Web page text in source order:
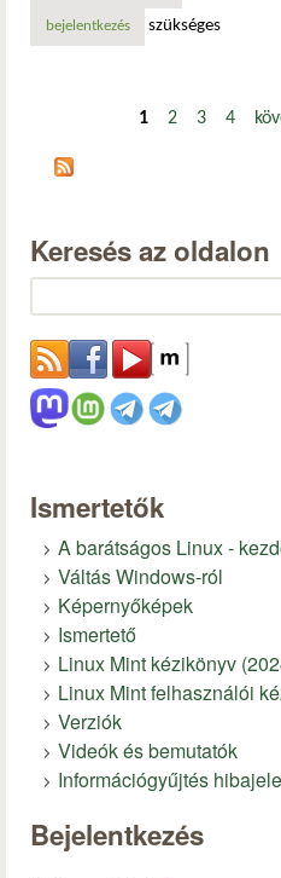
bejelentkezés szükséges
Oldalak
1 2 3 4
Keresés az oldalon
Ismertetők
A barátságos Linux -
Váltás Windows-ról
Képernyőképek
Ismertető
Linux Mint kézikönyv
Linux Mint felhasználói
Verziók
Videók és bemutatók
Információgyűjtés
Bejelentkezés